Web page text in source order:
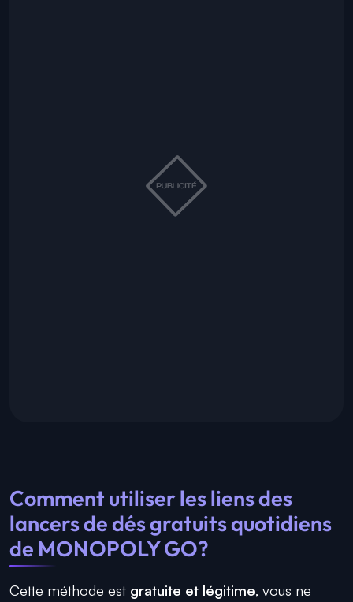
Comment utiliser les liens des
lancers de dés gratuits quotidiens
de MONOPOLY GO?
Cette méthode est gratuite et légitime, vous ne